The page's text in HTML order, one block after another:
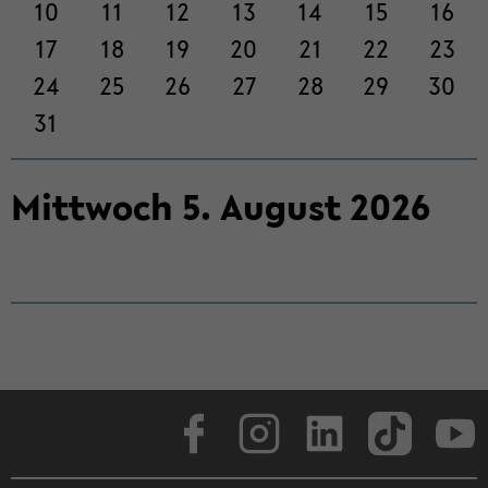
seln
10
11 12 13 14 15
16
17
18 19 20 21 22
23
24
25 26 27 28 29
30
31
Mitt­woch 5. Au­gust2026
Face­book